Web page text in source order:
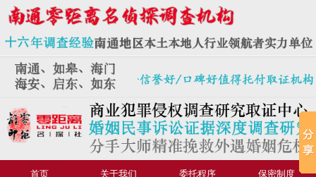
首页 关于我们 委托程序 保密制度